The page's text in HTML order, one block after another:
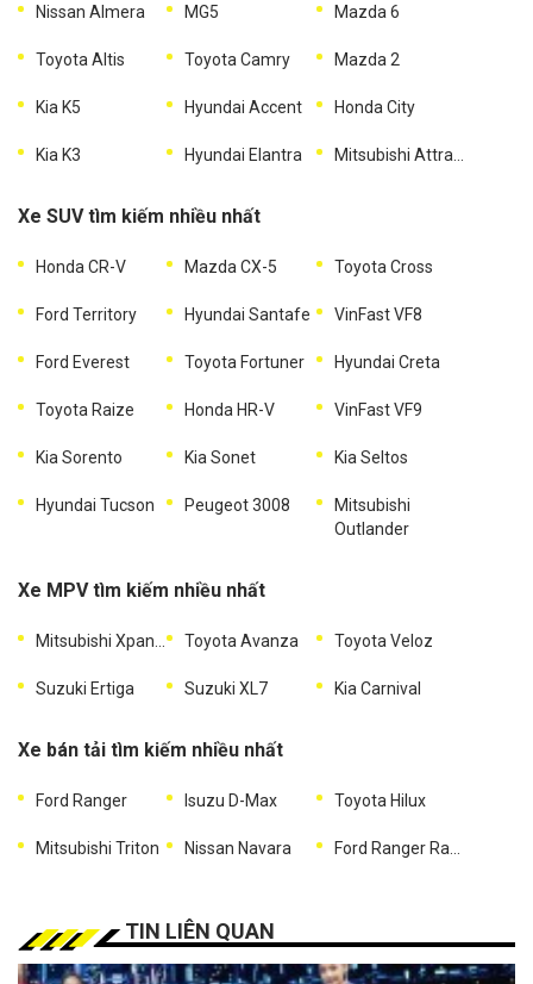
Nissan Almera MG5 Mazda 6
Toyota Altis Toyota Camry Mazda 2
Kia K5 Hyundai Accent Honda City
Kia K3 Hyundai Elantra
Xe SUV tìm kiếm nhiều nhất
Honda CR-V Mazda CX-5 Toyota Cross
Ford Territory Hyundai Santafe VinFast VF8
Ford Everest Toyota Fortuner Hyundai Creta
Toyota Raize Honda HR-V VinFast VF9
Kia Sorento Kia Sonet Kia Seltos
Hyundai Tucson Peugeot 3008
Mitsubishi
Outlander
Xe MPV tìm kiếm nhiều nhất
Toyota Avanza Toyota Veloz
Suzuki Ertiga Suzuki XL7 Kia Carnival
Xe bán tải tìm kiếm nhiều nhất
Ford Ranger Isuzu D-Max Toyota Hilux
Mitsubishi Triton Nissan Navara
TIN LIÊN QUAN